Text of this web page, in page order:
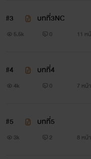
ปล. บุคคลในรูปไม่
(เครดิตภาพ จาก
#3 บทที่3NC
5.5k 0 11 ห
#4 บทที่4
4k 0 7 หน้า
#5 บทที่5
3k 2 8 หน้า